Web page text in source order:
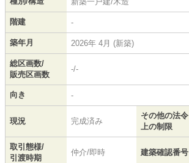
階建 -
築年月 2026年 4月 (新築)
総区画数/
販売区画数
-/-
向き -
現況 完成済み
その他の法令
上の制限
取引態様/
引渡時期
仲介/即時 建築確認番号